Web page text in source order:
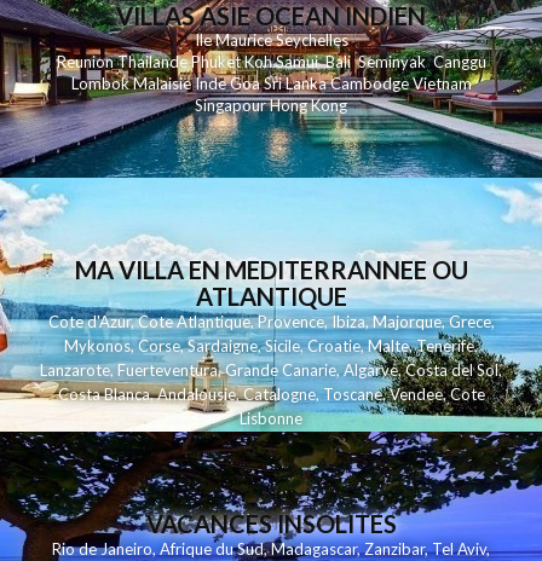
VILLAS ASIE OCEAN INDIEN
Ile MauriceSeychelles
ReunionThailandePhuketKohSamui Bali SeminyakCanggu
LombokMalaisieIndeGoaSri LankaCambodgeVietnam
SingapourHong Kong
MA VILLA EN MEDITERRANNEE OU
ATLANTIQUE
Cote d'Azur,Cote Atlantique,Provence,Ibiza,Majorque,Grece,
Mykonos,Corse,Sardaigne,Sicile,Croatie,Malte,Tenerife,
Lanzarote,Fuerteventura,Grande Canarie,Algarve,Costa del Sol,
Costa Blanca,Andalousie,Catalogne,Toscane,Vendee,Cote
Lisbonne
VACANCES INSOLITES
Rio de Janeiro,Afrique du Sud,Madagascar,Zanzibar,Tel Aviv,